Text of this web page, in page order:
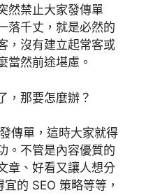
然禁止大家發傳單
落千丈，就是必然的
，沒有建立起常客或
當然前途堪慮。
，那要怎麼辦？
傳單，這時大家就得
。不管是內容優質的
章、好看又讓人想分
的 SEO 策略等等，